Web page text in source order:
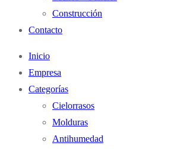
Construcción
Contacto
Inicio
Empresa
Categorías
Cielorrasos
Molduras
Antihumedad